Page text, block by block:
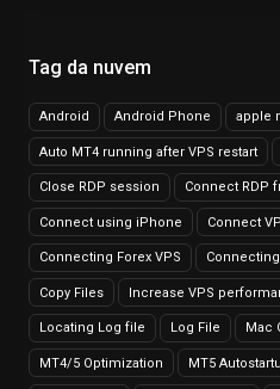
Tag da nuvem
Android Android Phone apple
Auto MT4 running after VPS restart
Close RDP session Connect RDP
Connect using iPhone Connect
Connecting Forex VPS
Copy Files Increase VPS
Locating Log file Log File Mac
MT4/5 Optimization MT5